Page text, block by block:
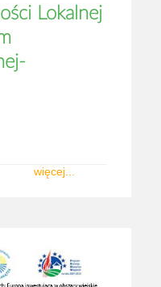
Lokalnej
więcej...